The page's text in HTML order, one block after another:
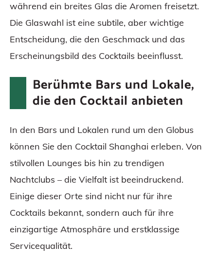
während ein breites Glas die Aromen freisetzt.
Die Glaswahl ist eine subtile, aber wichtige
Entscheidung, die den Geschmack und das
Erscheinungsbild des Cocktails beeinflusst.
Berühmte Bars und Lokale,
die den Cocktail anbieten
In den Bars und Lokalen rund um den Globus
können Sie den Cocktail Shanghai erleben. Von
stilvollen Lounges bis hin zu trendigen
Nachtclubs – die Vielfalt ist beeindruckend.
Einige dieser Orte sind nicht nur für ihre
Cocktails bekannt, sondern auch für ihre
einzigartige Atmosphäre und erstklassige
Servicequalität.